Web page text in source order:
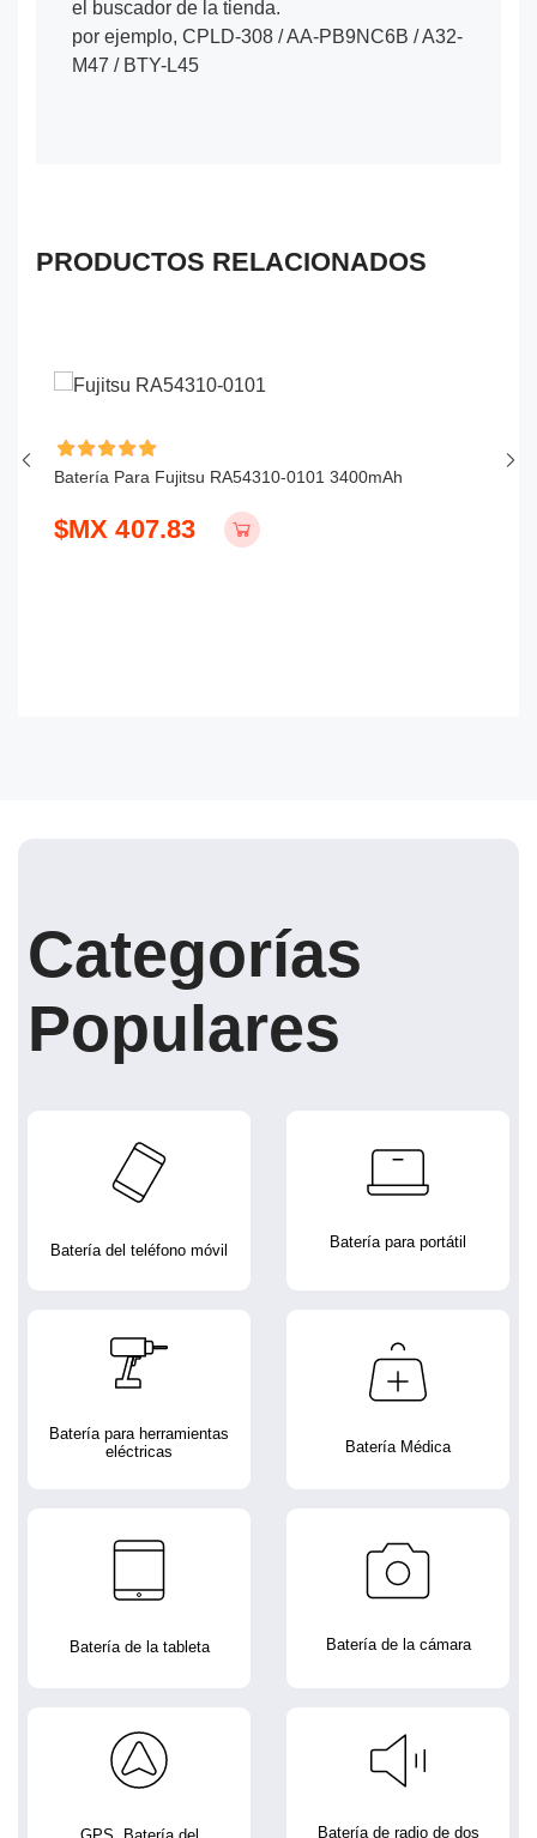
el buscador de la tienda.
por ejemplo, CPLD-308 / AA-PB9NC6B / A32-
M47 / BTY-L45
PRODUCTOS RELACIONADOS
Batería Para Fujitsu RA54310-0101 3400mAh
$MX 407.83
Categorías
Populares
Batería del teléfono móvil Batería para portátil
Batería para herramientas
eléctricas
Batería Médica
Batería de la tableta Batería de la cámara
Batería de radio de dos